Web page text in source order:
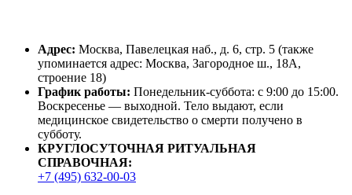
Адрес: Москва, Павелецкая наб., д. 6, стр. 5 (также
упоминается адрес: Москва, Загородное ш., 18А,
строение 18)
График работы: Понедельник-суббота: с 9:00 до 15:00.
Воскресенье — выходной. Тело выдают, если
медицинское свидетельство о смерти получено в
субботу.
КРУГЛОСУТОЧНАЯ РИТУАЛЬНАЯ
СПРАВОЧНАЯ:
+7 (495) 632-00-03